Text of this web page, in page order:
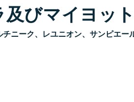
びマイヨット
ーク、レユニオン、サンピエー